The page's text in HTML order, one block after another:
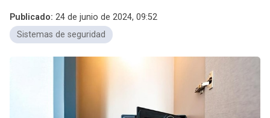
Publicado: 24 de junio de 2024, 09:52
Sistemas de seguridad